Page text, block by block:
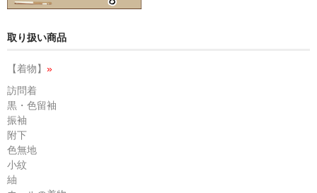
取り扱い商品
【着物】 »
訪問着
黒・色留袖
振袖
附下
色無地
小紋
紬